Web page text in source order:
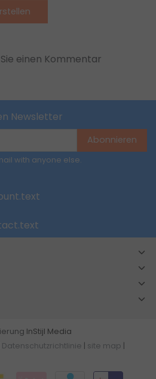
einen Kommentar
Newsletter
Abonnieren
with anyone else.
InStijl Media
Datenschutzrichtlinie site map